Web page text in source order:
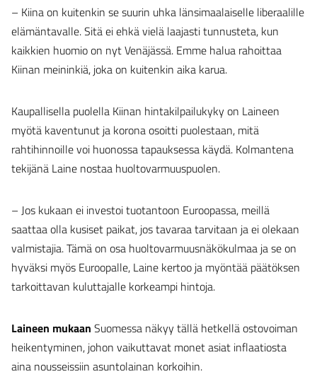
– Kiina on kuitenkin se suurin uhka länsimaalaiselle liberaalille
elämäntavalle. Sitä ei ehkä vielä laajasti tunnusteta, kun
kaikkien huomio on nyt Venäjässä. Emme halua rahoittaa
Kiinan meininkiä, joka on kuitenkin aika karua.
Kaupallisella puolella Kiinan hintakilpailukyky on Laineen
myötä kaventunut ja korona osoitti puolestaan, mitä
rahtihinnoille voi huonossa tapauksessa käydä. Kolmantena
tekijänä Laine nostaa huoltovarmuuspuolen.
– Jos kukaan ei investoi tuotantoon Euroopassa, meillä
saattaa olla kusiset paikat, jos tavaraa tarvitaan ja ei olekaan
valmistajia. Tämä on osa huoltovarmuusnäkökulmaa ja se on
hyväksi myös Euroopalle, Laine kertoo ja myöntää päätöksen
tarkoittavan kuluttajalle korkeampi hintoja.
Laineen mukaan Suomessa näkyy tällä hetkellä ostovoiman
heikentyminen, johon vaikuttavat monet asiat inflaatiosta
aina nousseissiin asuntolainan korkoihin.